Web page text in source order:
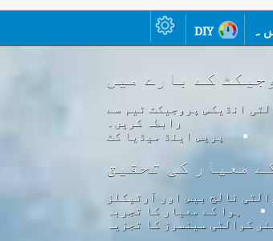
diy
کے بارے میں
انڈیکس پروجیکٹ ٹیم سے
رابطہ کریں۔
پریس اینڈ میڈیا کٹ
معیار کی تحقیق
نالج بیس اور آرٹیکلز
ہوا کے معیار کا تجربہ
کوالٹی سینسرز کا تجزیہ